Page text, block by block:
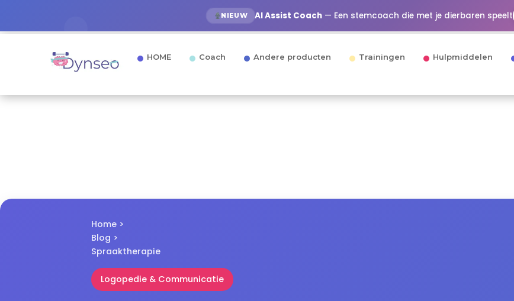
NIEUW AI Assist Coach — Een stemcoach die met je dierbaren speelt
HOME Coach Andere producten Trainingen Hulpmiddelen
Home >
Blog >
Spraaktherapie
Logopedie & Communicatie